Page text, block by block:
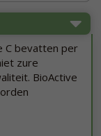
C bevatten per
zure
BioActive